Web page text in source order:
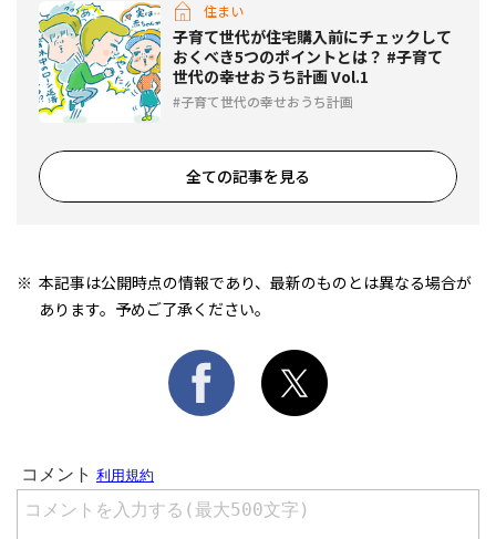
住まい
子育て世代が住宅購入前にチェックして
おくべき5つのポイントとは？ #子育て
世代の幸せおうち計画 Vol.1
子育て世代の幸せおうち計画
全ての記事を見る
本記事は公開時点の情報であり、最新のものとは異なる場合が
あります。予めご了承ください。